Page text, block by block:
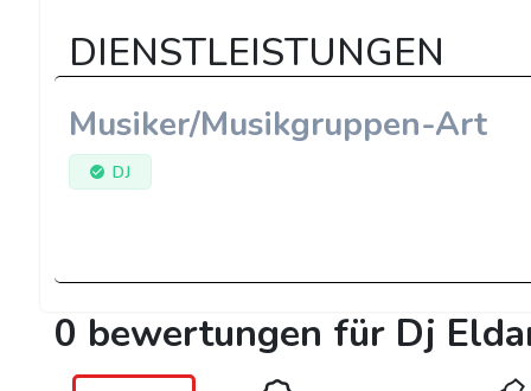
DIENSTLEISTUNGEN
Musiker/Musikgruppen-Art
DJ
0 bewertungen für Dj